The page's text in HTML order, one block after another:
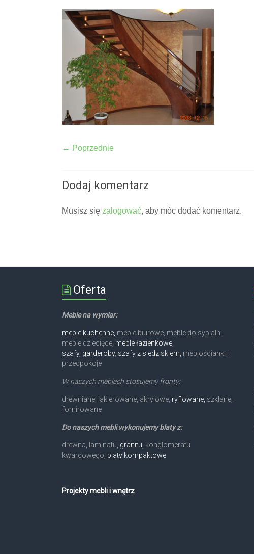
← Poprzednie
Dodaj komentarz
Musisz się zalogować, aby móc dodać komentarz.
Oferta
Meble na wymiar:
meble kuchenne, meble biurowe, meble do sypialni,
meble dziecięce, meble łazienkowe
szafy, garderoby, szafy z siedziskiem, meblościanki i
przedpokoje
W naszych meblach stosujemy fronty:
drewniane, lakierowane, akrylowe, ryflowane, szklane,
fornirowane
Do naszych mebli wykonujemy blaty z:
drewna, laminatu, granitu , konglomeratu
kwarcowego, blaty kompaktowe
Projekty mebli i wnętrz